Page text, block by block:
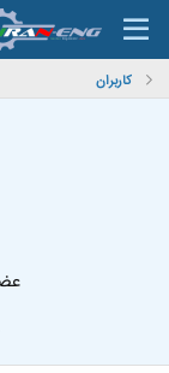
کاربران